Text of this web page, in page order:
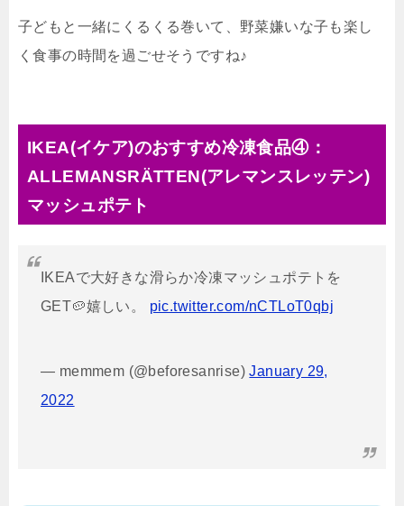
子どもと一緒にくるくる巻いて、野菜嫌いな子も楽し
く食事の時間を過ごせそうですね♪
IKEA(イケア)のおすすめ冷凍食品④：
ALLEMANSRÄTTEN(アレマンスレッテン)
マッシュポテト
IKEAで大好きな滑らか冷凍マッシュポテトを
GET🥔嬉しい。 pic.twitter.com/nCTLoT0qbj
— memmem (@beforesanrise)January 29,
2022